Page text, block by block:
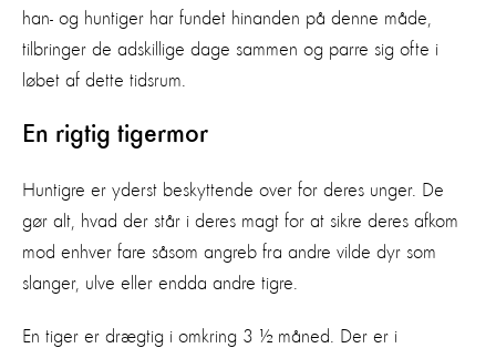
han- og huntiger har fundet hinanden på denne måde,
tilbringer de adskillige dage sammen og parre sig ofte i
løbet af dette tidsrum.
En rigtig tigermor
Huntigre er yderst beskyttende over for deres unger. De
gør alt, hvad der står i deres magt for at sikre deres afkom
mod enhver fare såsom angreb fra andre vilde dyr som
slanger, ulve eller endda andre tigre.
En tiger er drægtig i omkring 3 ½ måned. Der er i